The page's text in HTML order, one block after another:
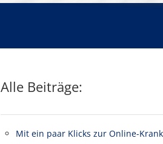
Alle Beiträge:
Mit ein paar Klicks zur Online-